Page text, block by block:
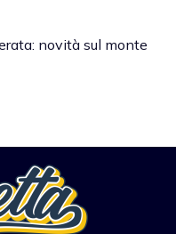
novità sul monte